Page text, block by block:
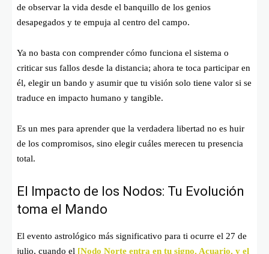
de observar la vida desde el banquillo de los genios
desapegados y te empuja al centro del campo.
Ya no basta con comprender cómo funciona el sistema o
criticar sus fallos desde la distancia; ahora te toca participar en
él, elegir un bando y asumir que tu visión solo tiene valor si se
traduce en impacto humano y tangible.
Es un mes para aprender que la verdadera libertad no es huir
de los compromisos, sino elegir cuáles merecen tu presencia
total.
El Impacto de los Nodos: Tu Evolución
toma el Mando
El evento astrológico más significativo para ti ocurre el 27 de
julio, cuando el [Nodo Norte entra en tu signo, Acuario, y el